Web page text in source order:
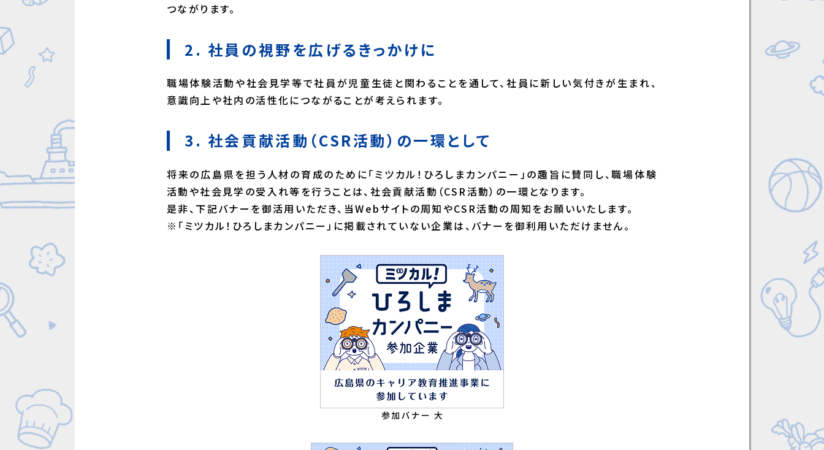
つながります。
2. 社員の視野を広げるきっかけに
職場体験活動や社会見学等で社員が児童生徒と関わることを通して、社員に新しい気付きが生まれ、
意識向上や社内の活性化につながることが考えられます。
3. 社会貢献活動（CSR活動）の一環として
将来の広島県を担う人材の育成のために「ミツカル！ひろしまカンパニー」の趣旨に賛同し、職場体験
活動や社会見学の受入れ等を行うことは、社会貢献活動（CSR活動）の一環となります。
是非、下記バナーを御活用いただき、当Webサイトの周知やCSR活動の周知をお願いいたします。
※「ミツカル！ひろしまカンパニー」に掲載されていない企業は、バナーを御利用いただけません。